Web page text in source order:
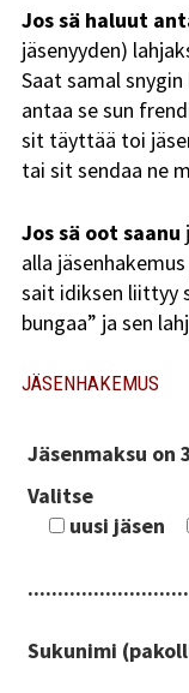
Kundi ja Friidu
Kundi ja Friidu
Kundi ja Friidu
Stadin Slangi tv
Lafka
Jos sä haluut
jäsenyyden)
Saat samal
antaa se sun
sit täyttää toi
tai sit sendaa ne
Jos sä oot saanu
alla
sait idiksen liittyy
bungaa” ja sen
JÄSENHAKEMUS
Jäsenmaksu on
Valitse
uusi jäsen
Sukunimi